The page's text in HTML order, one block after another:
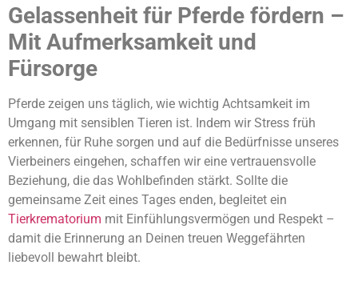
ChatGPT:
Gelassenheit für Pferde fördern –
Mit Aufmerksamkeit und
Fürsorge
Pferde zeigen uns täglich, wie wichtig Achtsamkeit im
Umgang mit sensiblen Tieren ist. Indem wir Stress früh
erkennen, für Ruhe sorgen und auf die Bedürfnisse unseres
Vierbeiners eingehen, schaffen wir eine vertrauensvolle
Beziehung, die das Wohlbefinden stärkt. Sollte die
gemeinsame Zeit eines Tages enden, begleitet ein
Tierkrematorium mit Einfühlungsvermögen und Respekt –
damit die Erinnerung an Deinen treuen Weggefährten
liebevoll bewahrt bleibt.